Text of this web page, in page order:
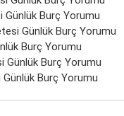
Günlük Burç Yorumu
Günlük Burç Yorumu
Burç Yorumu
Günlük Burç Yorumu
Burç Yorumu